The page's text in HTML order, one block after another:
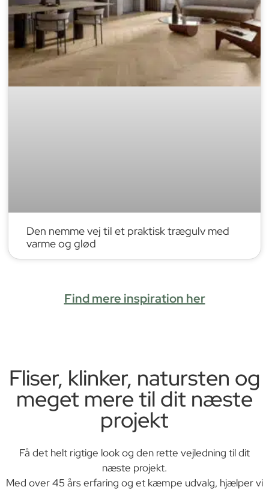
Den nemme vej til et praktisk trægulv med
varme og glød
Find mere inspiration her
Fliser, klinker, natursten og
meget mere til dit næste
projekt
Få det helt rigtige look og den rette vejledning til dit
næste projekt.
Med over 45 års erfaring og et kæmpe udvalg, hjælper vi